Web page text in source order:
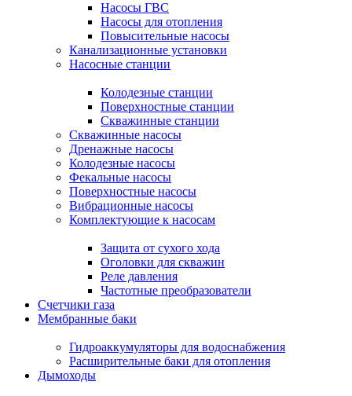
Насосы ГВС
Насосы для отопления
Повысительные насосы
Канализационные установки
Насосные станции
Колодезные станции
Поверхностные станции
Скважинные станции
Скважинные насосы
Дренажные насосы
Колодезные насосы
Фекальные насосы
Поверхностные насосы
Вибрационные насосы
Комплектующие к насосам
Защита от сухого хода
Оголовки для скважин
Реле давления
Частотные преобразователи
Счетчики газа
Мембранные баки
Гидроаккумуляторы для водоснабжения
Расширительные баки для отопления
Дымоходы